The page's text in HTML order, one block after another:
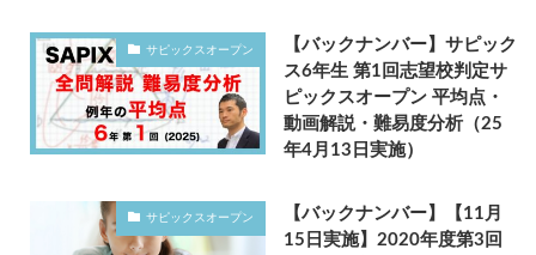
サピックスオープン
【バックナンバー】サピック
ス6年生 第1回志望校判定サ
ピックスオープン 平均点・
動画解説・難易度分析（25
年4月13日実施）
サピックスオープン
【バックナンバー】【11月
15日実施】2020年度第3回